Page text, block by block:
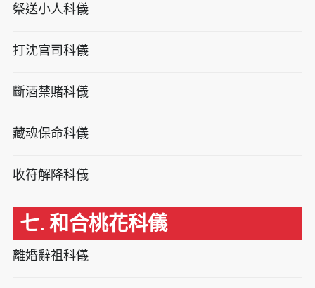
祭送小人科儀
打沈官司科儀
斷酒禁賭科儀
藏魂保命科儀
收符解降科儀
七. 和合桃花科儀
離婚辭祖科儀